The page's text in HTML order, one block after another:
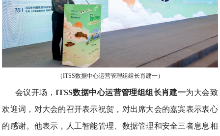
（ITSS数据中心运营管理组组长肖建一）
会议开场，ITSS数据中心运营管理组组长肖建一为大会致
欢迎词，对大会的召开表示祝贺，对出席大会的嘉宾表示衷心
的感谢。他表示，人工智能管理、数据管理和安全三者息息相